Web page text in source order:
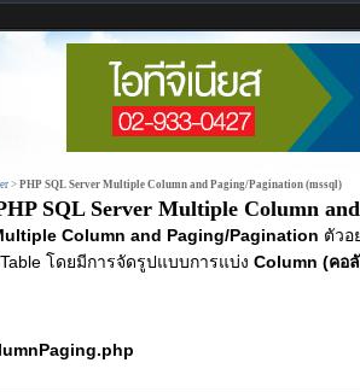
> PHP SQL Server Multiple Column and Paging/Pagination (mssql)
SQL Server Multiple Column
Column and Paging/Pagination ตัวอ
โดยมีการจัดรูปแบบการแบ่ง Column (คอ